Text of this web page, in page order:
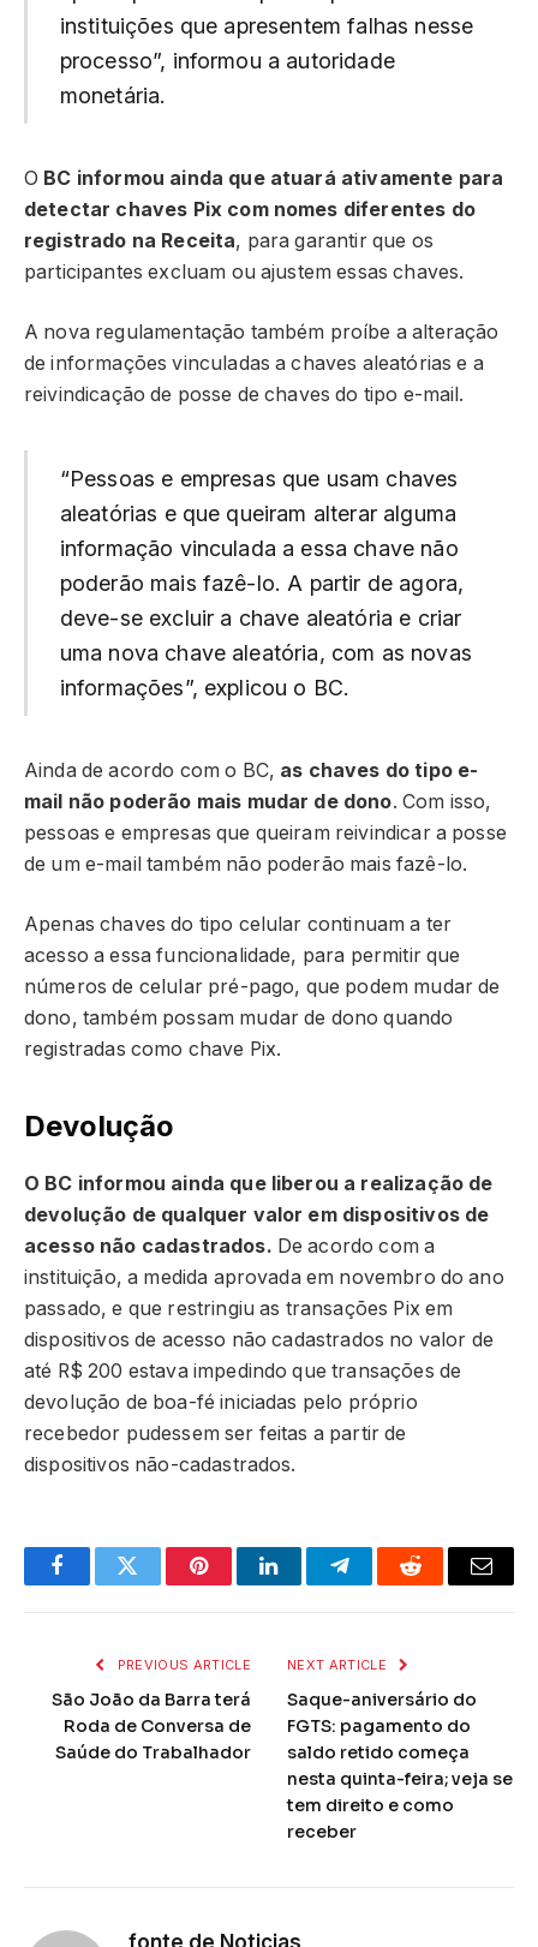
instituições que apresentem falhas nesse
processo”, informou a autoridade
monetária.
O BC informou ainda que atuará ativamente para
detectar chaves Pix com nomes diferentes do
registrado na Receita, para garantir que os
participantes excluam ou ajustem essas chaves.
A nova regulamentação também proíbe a alteração
de informações vinculadas a chaves aleatórias e a
reivindicação de posse de chaves do tipo e-mail.
“Pessoas e empresas que usam chaves
aleatórias e que queiram alterar alguma
informação vinculada a essa chave não
poderão mais fazê-lo. A partir de agora,
deve-se excluir a chave aleatória e criar
uma nova chave aleatória, com as novas
informações”, explicou o BC.
Ainda de acordo com o BC, as chaves do tipo e-
mail não poderão mais mudar de dono. Com isso,
pessoas e empresas que queiram reivindicar a posse
de um e-mail também não poderão mais fazê-lo.
Apenas chaves do tipo celular continuam a ter
acesso a essa funcionalidade, para permitir que
números de celular pré-pago, que podem mudar de
dono, também possam mudar de dono quando
registradas como chave Pix.
Devolução
O BC informou ainda que liberou a realização de
devolução de qualquer valor em dispositivos de
acesso não cadastrados. De acordo com a
instituição, a medida aprovada em novembro do ano
passado, e que restringiu as transações Pix em
dispositivos de acesso não cadastrados no valor de
até R$ 200 estava impedindo que transações de
devolução de boa-fé iniciadas pelo próprio
recebedor pudessem ser feitas a partir de
dispositivos não-cadastrados.
FacebookTwitter PinterestLinkedInTelegramReddit Email
PREVIOUS ARTICLE
São João da Barra terá
Roda de Conversa de
Saúde do Trabalhador
NEXT ARTICLE
Saque-aniversário do
FGTS: pagamento do
saldo retido começa
nesta quinta-feira; veja se
tem direito e como
receber
fonte de Noticias